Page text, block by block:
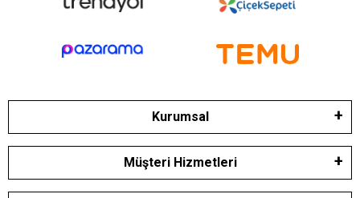
Kurumsal
Müşteri Hizmetleri